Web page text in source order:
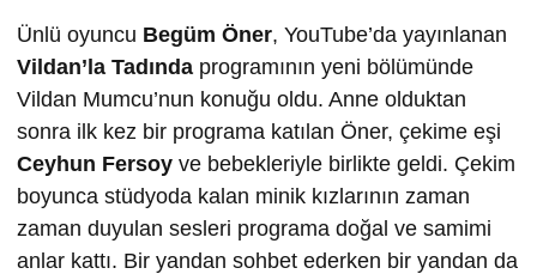
Ünlü oyuncu Begüm Öner, YouTube’da yayınlanan
Vildan’la Tadında programının yeni bölümünde
Vildan Mumcu’nun konuğu oldu. Anne olduktan
sonra ilk kez bir programa katılan Öner, çekime eşi
Ceyhun Fersoy ve bebekleriyle birlikte geldi. Çekim
boyunca stüdyoda kalan minik kızlarının zaman
zaman duyulan sesleri programa doğal ve samimi
anlar kattı. Bir yandan sohbet ederken bir yandan da